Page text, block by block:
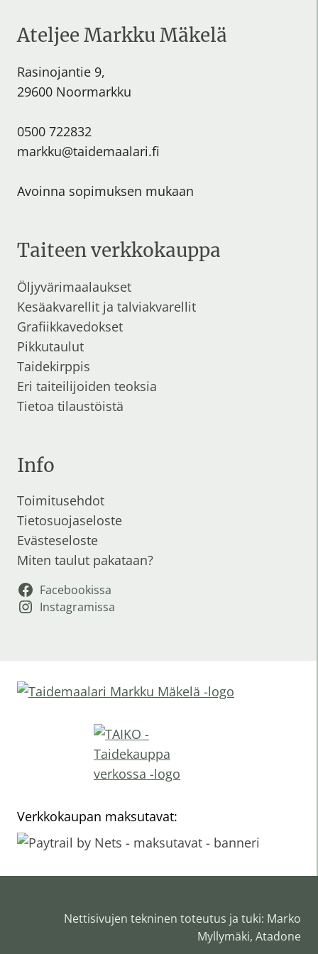
Ateljee Markku Mäkelä
Rasinojantie 9,
29600 Noormarkku
0500 722832
markku@taidemaalari.fi
Avoinna sopimuksen mukaan
Taiteen verkkokauppa
Öljyvärimaalaukset
Kesäakvarellit ja talviakvarellit
Grafiikkavedokset
Pikkutaulut
Taidekirppis
Eri taiteilijoiden teoksia
Tietoa tilaustöistä
Info
Toimitusehdot
Tietosuojaseloste
Evästeseloste
Miten taulut pakataan?
Facebookissa
Instagramissa
Verkkokaupan maksutavat:
Nettisivujen tekninen toteutus ja tuki: Marko
Myllymäki, Atadone